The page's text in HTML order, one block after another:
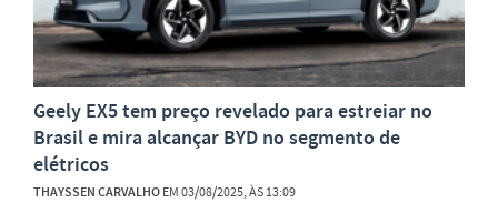
Geely EX5 tem preço revelado para estreiar no
Brasil e mira alcançar BYD no segmento de
elétricos
THAYSSEN CARVALHOEM 03/08/2025, ÀS 13:09